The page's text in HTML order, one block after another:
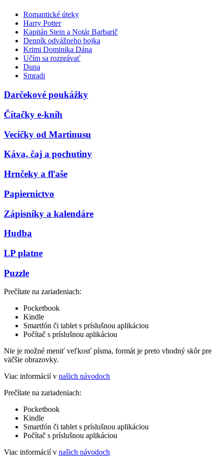
Romantické úteky
Harry Potter
Kapitán Stein a Notár Barbarič
Denník odvážneho bojka
Krimi Dominika Dána
Učím sa rozprávať
Duna
Smradi
Darčekové poukážky
Čítačky e-kníh
Vecičky od Martinusu
Káva, čaj a pochutiny
Hrnčeky a fľaše
Papiernictvo
Zápisníky a kalendáre
Hudba
LP platne
Puzzle
Prečítate na zariadeniach:
Pocketbook
Kindle
Smartfón či tablet s príslušnou aplikáciou
Počítač s príslušnou aplikáciou
Nie je možné meniť veľkosť písma, formát je preto vhodný skôr pre
väčšie obrazovky.
Viac informácií v našich návodoch
Prečítate na zariadeniach:
Pocketbook
Kindle
Smartfón či tablet s príslušnou aplikáciou
Počítač s príslušnou aplikáciou
Viac informácií v našich návodoch